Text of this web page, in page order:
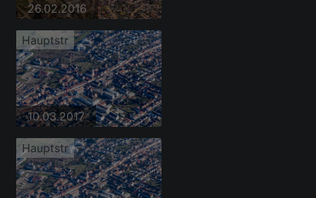
26.02.2016
Hauptstr
10.03.2017
Hauptstr